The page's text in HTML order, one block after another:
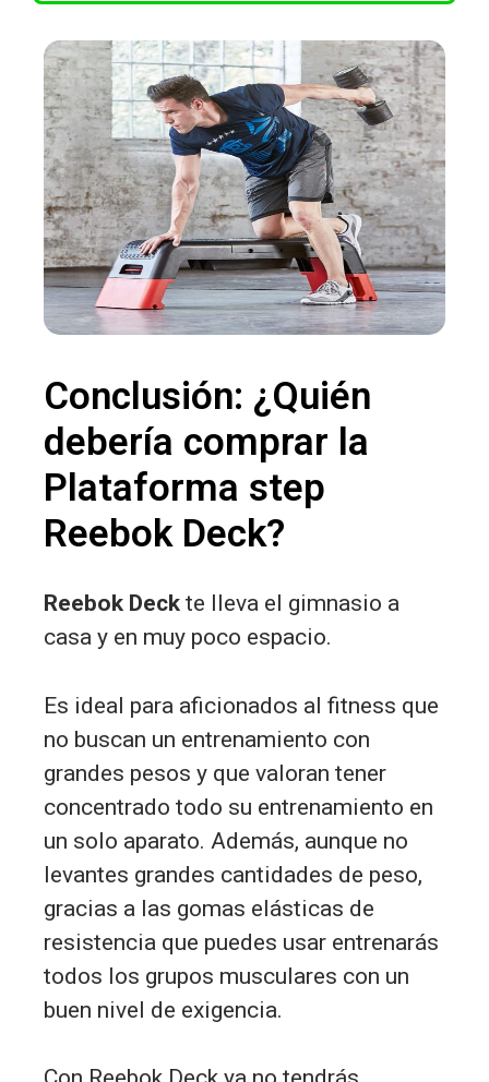
Conclusión: ¿Quién
debería comprar la
Plataforma step
Reebok Deck?
Reebok Deck te lleva el gimnasio a
casa y en muy poco espacio.
Es ideal para aficionados al fitness que
no buscan un entrenamiento con
grandes pesos y que valoran tener
concentrado todo su entrenamiento en
un solo aparato. Además, aunque no
levantes grandes cantidades de peso,
gracias a las gomas elásticas de
resistencia que puedes usar entrenarás
todos los grupos musculares con un
buen nivel de exigencia.